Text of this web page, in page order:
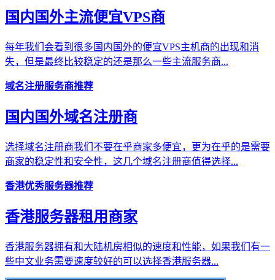
国内国外主流便宜VPS商
每年我们会看到很多国内国外的便宜VPS主机商的出现和消
失，但是最终比较稳定的还是那么一些主流服务商...
域名注册服务商推荐
国内国外域名注册商
选择域名注册商我们不要在乎商家多便宜，更为在乎的是需要
商家的稳定性和安全性，这几个域名注册商值得选择...
香港优秀服务器推荐
香港服务器租用商家
香港服务器拥有和大陆机房相似的速度和性能，如果我们有一
些中文业务需要速度较好的可以选择香港服务器...